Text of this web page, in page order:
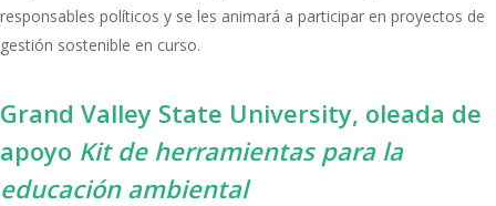
responsables políticos y se les animará a participar en proyectos de
gestión sostenible en curso.
Grand Valley State University, oleada de
apoyo Kit de herramientas para la
educación ambiental